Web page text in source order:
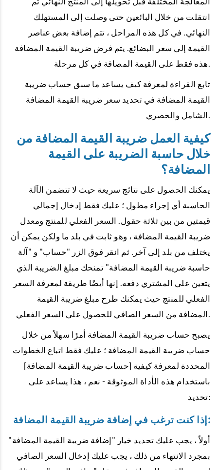
انتقلت من خلال البائعين حتى وصلت إلى المستهلك
النهائي. في كل هذه المراحل ، تتم إضافة بعض عناصر
القيمة إلى سعر البضائع. يتم فرض ضريبة القيمة المضافة
هذه فقط على القيمة المضافة في كل مرحلة.
تابع القراءة لمعرفة كيف يساعد ما سبق حساب ضريبة
القيمة المضافة في تحديد سعر ضريبة القيمة المضافة
الشامل والحصري.
كيفية العمل ضريبة القيمة المضافة من
خلال حاسبة الضريبة على القيمة
المضافة؟
يمكنك الحصول على نتائج سريعة حيث لا تتضمن الآلة
الحاسبة أي إجراء مطول ؛ عليك فقط إدخال إجمالي
قيمتين من بين ثلاثة حقول. السعر الفعلي للمنتج ومعدل
ضريبة القيمة المضافة ، وهو ثابت في بلد ما ولكن يمكن أن
يختلف من بلد إلى آخر. ثم انقر فوق الزر "حساب" و "آلة
حاسبة ضريبة القيمة المضافة" تمنحك مبلغ الضريبة الذي
يتعين على المشتري دفعه. إنها أيضًا طريقة لمعرفة السعر
الفعلي للمنتج حيث يمكنك طرح مبلغ ضريبة القيمة
المضافة من السعر الصافي للحصول على السعر الفعلي.
يصبح حساب ضريبة القيمة المضافة أمرًا سهلاً من خلال
حساب ضريبة القيمة المضافة ؛ عليك فقط اتباع الخطوات
المحددة لمعرفة كيفية [حساب ضريبة القيمة المضافة]
باستخدام هذه الأداة الموثوقة - نعم ، هذا يساعد على
تحديد:
إذا كنت ترغب في إضافة ضريبة القيمة المضافة:
أولاً ، يجب عليك تحديد خيار "إضافة ضريبة القيمة المضافة"
بمجرد الانتهاء من ذلك ، يجب عليك إدخال السعر الصافي